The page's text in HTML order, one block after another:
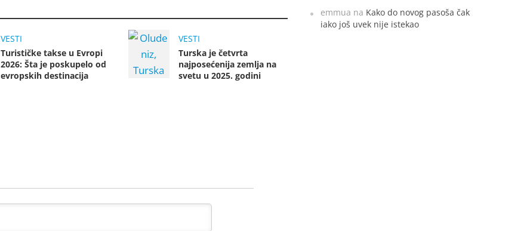
VESTI
Turističke takse u Evropi
2026: Šta je poskupelo od
evropskih destinacija
VESTI
Turska je četvrta
najposećenija zemlja na
svetu u 2025. godini
emmua na Kako do novog pasoša čak
iako još uvek nije istekao